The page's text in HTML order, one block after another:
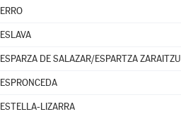
ERRO
ESLAVA
ESPARZA DE SALAZAR/ESPARTZA ZARAITZU
ESPRONCEDA
ESTELLA-LIZARRA